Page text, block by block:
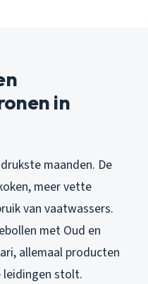
in
maanden. De
meer vette
van vaatwassers.
met Oud en
allemaal producten
stolt.